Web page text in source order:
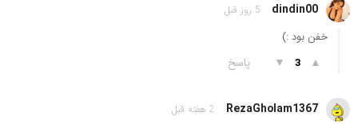
dindin00 5 روز قبل
خفن بود :)
▲
3
▼ پاسخ
RezaGholam1367 2 هفته قبل